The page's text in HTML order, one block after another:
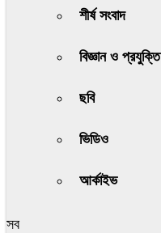
শীর্ষ সংবাদ
বিজ্ঞান ও প্রযুক্তি
ছবি
ভিডিও
আর্কাইভ
সব